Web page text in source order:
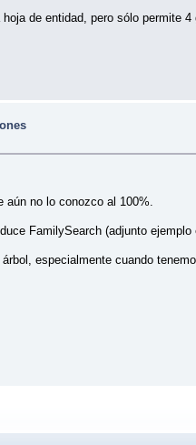
de entidad, pero sólo permite
aún no lo conozco al 100%.
FamilySearch (adjunto
especialmente cuando